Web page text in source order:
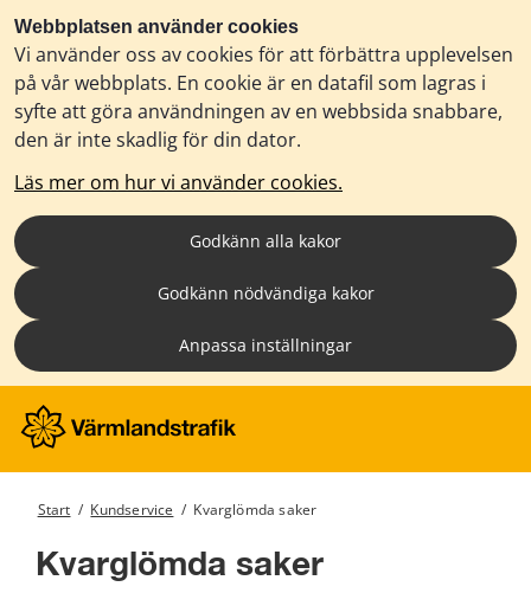
Webbplatsen använder cookies
Vi använder oss av cookies för att förbättra upplevelsen
på vår webbplats. En cookie är en datafil som lagras i
syfte att göra användningen av en webbsida snabbare,
den är inte skadlig för din dator.
Läs mer om hur vi använder cookies.
Godkänn alla kakor
Godkänn nödvändiga kakor
Anpassa inställningar
Start / Kundservice / Kvarglömda saker
Kvarglömda saker